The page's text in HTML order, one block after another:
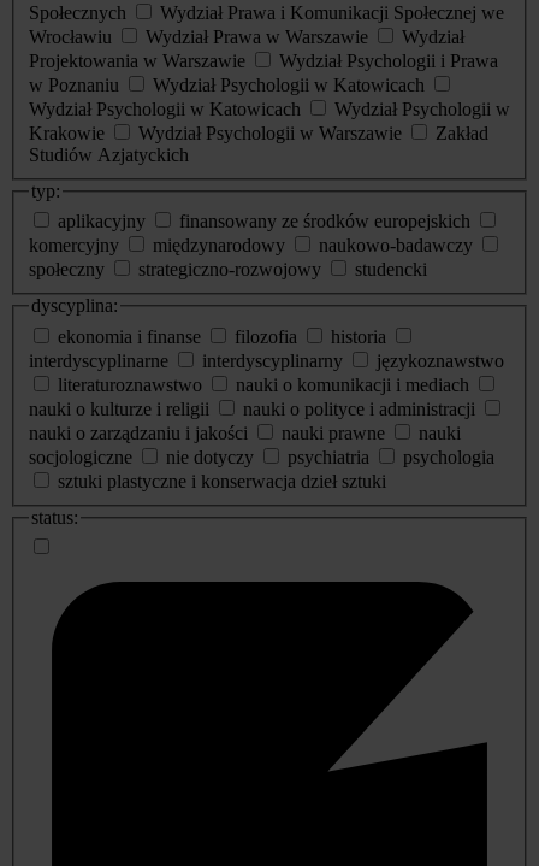
Społecznych
Wydział Prawa i Komunikacji Społecznej we
Wrocławiu
Wydział Prawa w Warszawie
Wydział
Projektowania w Warszawie
Wydział Psychologii i Prawa
w Poznaniu
Wydział Psychologii w Katowicach
Wydział Psychologii w Katowicach
Wydział Psychologii w
Krakowie
Wydział Psychologii w Warszawie
Zakład
Studiów Azjatyckich
typ:
aplikacyjny
finansowany ze środków europejskich
komercyjny
międzynarodowy
naukowo-badawczy
społeczny
strategiczno-rozwojowy
studencki
dyscyplina:
ekonomia i finanse
filozofia
historia
interdyscyplinarne
interdyscyplinarny
językoznawstwo
literaturoznawstwo
nauki o komunikacji i mediach
nauki o kulturze i religii
nauki o polityce i administracji
nauki o zarządzaniu i jakości
nauki prawne
nauki
socjologiczne
nie dotyczy psychiatria
psychologia
sztuki plastyczne i konserwacja dzieł sztuki
status: